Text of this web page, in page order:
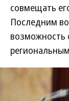
совмещать
Последним
возможность